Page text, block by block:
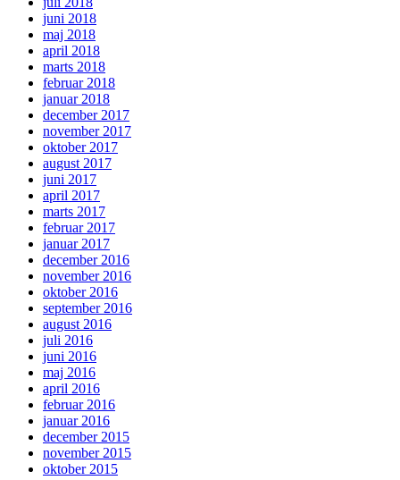
juni 2018
maj 2018
april 2018
marts 2018
februar 2018
januar 2018
december 2017
november 2017
oktober 2017
august 2017
juni 2017
april 2017
marts 2017
februar 2017
januar 2017
december 2016
november 2016
oktober 2016
september 2016
august 2016
juli 2016
juni 2016
maj 2016
april 2016
februar 2016
januar 2016
december 2015
november 2015
oktober 2015